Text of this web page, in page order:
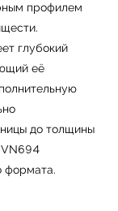
профилем
глубокий
её
до толщины
VN694
формата.